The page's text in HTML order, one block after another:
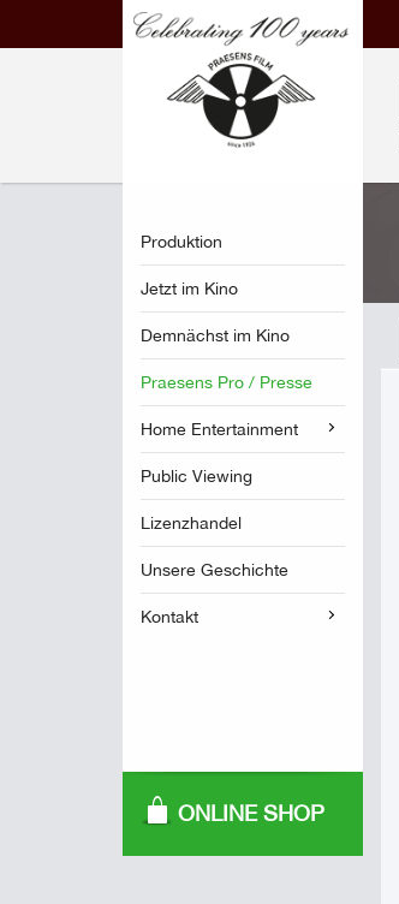
Produktion
Jetzt im Kino
Demnächst im Kino
Praesens Pro / Presse
Home Entertainment
Public Viewing
Lizenzhandel
Unsere Geschichte
Kontakt
ONLINE SHOP